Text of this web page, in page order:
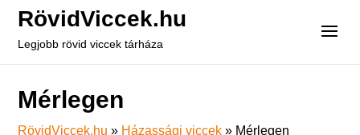
RövidViccek.hu
Legjobb rövid viccek tárháza
Mérlegen
RövidViccek.hu » Házassági viccek » Mérlegen